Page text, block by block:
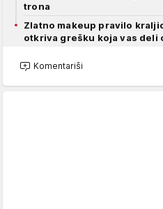
trona
Zlatno makeup pravilo
otkriva grešku koja vas deli
Komentariši